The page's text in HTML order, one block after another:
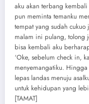
aku akan terbang
pun meminta temanku
tempat yang sudah cukuo
malam ini pulang, tolong
bisa kembali aku
‘Oke, sebelum check in,
menyemangatiku.
lepas landas menuju
untuk kehidupan yang
[TAMAT]